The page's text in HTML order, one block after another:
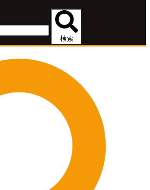
検索